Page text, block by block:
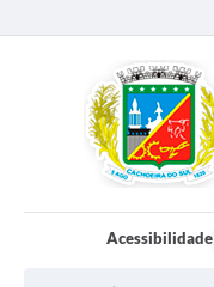
Acessibilidade